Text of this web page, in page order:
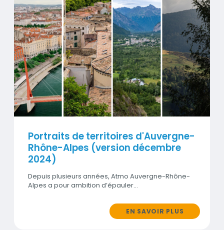
Visuel
Portraits de territoires d'Auvergne-
Rhône-Alpes (version décembre
2024)
Depuis plusieurs années, Atmo Auvergne-Rhône-
Alpes a pour ambition d’épauler…
EN SAVOIR PLUS